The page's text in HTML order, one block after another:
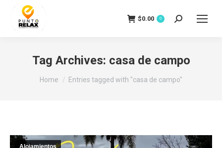
$0.00 0 Search:
Tag Archives: casa de campo
You are here:
Home Entries tagged with "casa de campo"
Alojamientos